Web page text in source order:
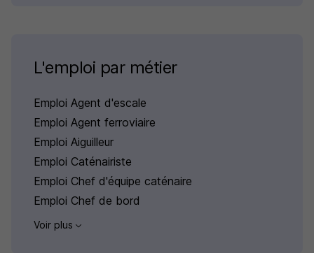
L'emploi par métier
Emploi Agent d'escale
Emploi Agent ferroviaire
Emploi Aiguilleur
Emploi Caténairiste
Emploi Chef d'équipe caténaire
Emploi Chef de bord
Voir plus